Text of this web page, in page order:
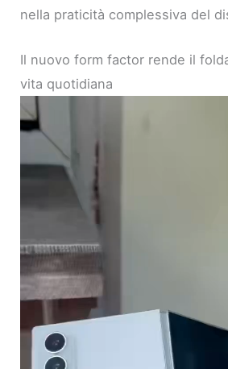
nella praticità complessiva del
Il nuovo form factor rende il
vita quotidiana